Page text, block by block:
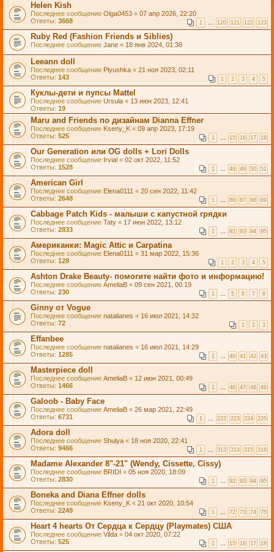
Helen Kish
Последнее сообщение Olga0453 « 07 апр 2026, 22:20
Ответы: 3668 1 … 120 121 122 123
Ruby Red (Fashion Friends и Siblies)
Последнее сообщение Jane « 18 янв 2024, 01:38
Leeann doll
Последнее сообщение Plyushka « 21 ноя 2023, 02:11
Ответы: 143 1 2 3 4 5
Куклы-дети и пупсы Mattel
Последнее сообщение Ursula « 13 июн 2023, 12:41
Ответы: 19
Maru and Friends по дизайнам Dianna Effner
Последнее сообщение Kseny_K « 09 апр 2023, 17:19
Ответы: 525 1 … 15 16 17 18
Our Generation или OG dolls + Lori Dolls
Последнее сообщение Irvial « 02 окт 2022, 11:52
Ответы: 1528 1 … 48 49 50 51
American Girl
Последнее сообщение Elena0111 « 20 сен 2022, 11:42
Ответы: 2648 1 … 86 87 88 89
Cabbage Patch Kids - малыши с капустной грядки
Последнее сообщение Taty « 17 июн 2022, 13:12
Ответы: 2833 1 … 92 93 94 95
Американки: Magic Attic и Carpatina
Последнее сообщение Elena0111 « 31 мар 2022, 15:36
Ответы: 128 1 2 3 4 5
Ashton Drake Beauty- помогите найти фото и информацию!
Последнее сообщение AmeliaB « 09 сен 2021, 00:19
Ответы: 230 1 … 5 6 7 8
Ginny от Vogue
Последнее сообщение natalianes « 16 июл 2021, 14:32
Ответы: 72 1 2 3
Effanbee
Последнее сообщение natalianes « 16 июл 2021, 14:29
Ответы: 1285 1 … 40 41 42 43
Masterpiece doll
Последнее сообщение AmeliaB « 12 июн 2021, 00:49
Ответы: 1466 1 … 46 47 48 49
Galoob - Baby Face
Последнее сообщение AmeliaB « 26 мар 2021, 22:49
Ответы: 6731 1 … 222 223 224 225
Adora doll
Последнее сообщение Shulya « 18 ноя 2020, 22:41
Ответы: 9466 1 … 313 314 315 316
Madame Alexander 8"-21" (Wendy, Cissette, Cissy)
Последнее сообщение BRIDI « 05 ноя 2020, 18:09
Ответы: 2830 1 … 92 93 94 95
Boneka and Diana Effner dolls
Последнее сообщение Kseny_K « 21 окт 2020, 10:54
Ответы: 2249 1 … 72 73 74 75
Heart 4 hearts От Сердца к Сердцу (Playmates) США
Последнее сообщение Vilda « 04 окт 2020, 07:22
Ответы: 525 1 … 15 16 17 18